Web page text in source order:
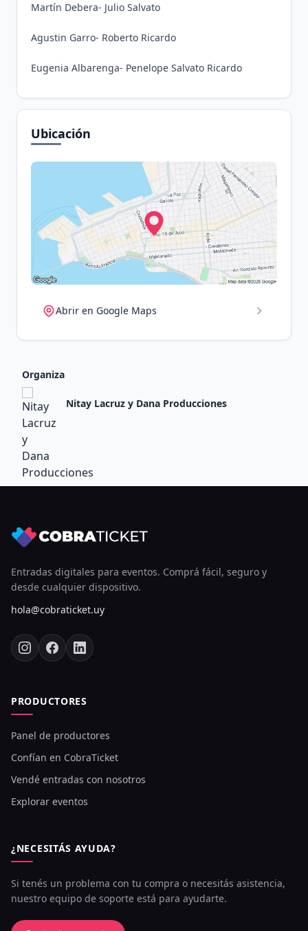
Martín Debera- Julio Salvato
Agustin Garro- Roberto Ricardo
Eugenia Albarenga- Penelope Salvato Ricardo
Ubicación
Abrir en Google Maps
Organiza
Nitay Lacruz y Dana Producciones
Entradas digitales para eventos. Comprá fácil, seguro y
desde cualquier dispositivo.
hola@cobraticket.uy
PRODUCTORES
Panel de productores
Confían en CobraTicket
Vendé entradas con nosotros
Explorar eventos
¿NECESITÁS AYUDA?
Si tenés un problema con tu compra o necesitás asistencia,
nuestro equipo de soporte está para ayudarte.